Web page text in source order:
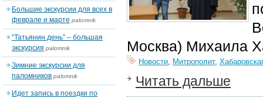
Москва) Михаила
Новости, Митрополит,
Читать дальше
Большие экскурсии для всех в
феврале и марте palomnik
“Татьянин день” – большая
экскурсия palomnik
Зимние экскурсии для
паломников palomnik
Идет запись в поездки по